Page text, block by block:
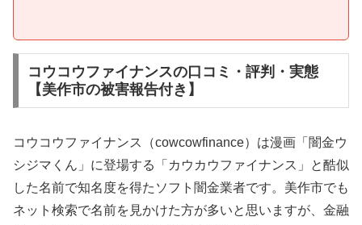
コウコウファイナンスの口コミ・評判・実態
【美作市の被害報告付き】
コウコウファイナンス（cowcowfinance）は漫画「闇金ウ
シジマくん」に登場する「カウカウファイナンス」と酷似
した名前で知名度を得たソフト闇金業者です。美作市でも
ネット検索で名前を見かけた方が多いと思いますが、金融